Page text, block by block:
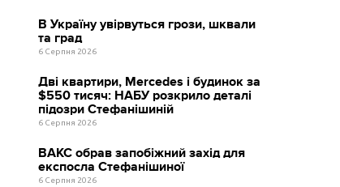
В Україну увірвуться грози, шквали
та град
6 Серпня 2026
Дві квартири, Mercedes і будинок за
$550 тисяч: НАБУ розкрило деталі
підозри Стефанішиній
6 Серпня 2026
ВАКС обрав запобіжний захід для
експосла Стефанішиної
6 Серпня 2026